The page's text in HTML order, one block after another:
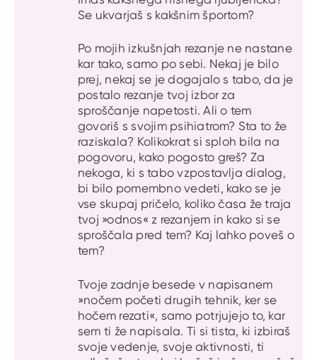
Se ukvarjaš s kakšnim športom?
Po mojih izkušnjah rezanje ne nastane
kar tako, samo po sebi. Nekaj je bilo
prej, nekaj se je dogajalo s tabo, da je
postalo rezanje tvoj izbor za
sproščanje napetosti. Ali o tem
govoriš s svojim psihiatrom? Sta to že
raziskala? Kolikokrat si sploh bila na
pogovoru, kako pogosto greš? Za
nekoga, ki s tabo vzpostavlja dialog,
bi bilo pomembno vedeti, kako se je
vse skupaj pričelo, koliko časa že traja
tvoj »odnos« z rezanjem in kako si se
sproščala pred tem? Kaj lahko poveš o
tem?
Tvoje zadnje besede v napisanem
»nočem početi drugih tehnik, ker se
hočem rezati«, samo potrjujejo to, kar
sem ti že napisala. Ti si tista, ki izbiraš
svoje vedenje, svoje aktivnosti, ti